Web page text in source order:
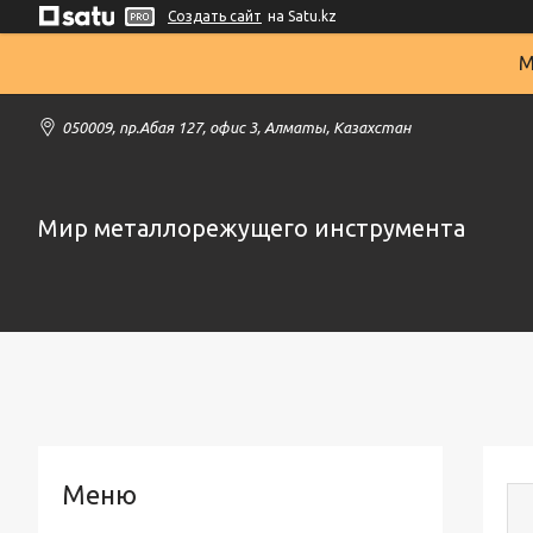
Создать сайт на Satu.kz
050009, пр.Абая 127, офис 3, Алматы, Казахстан
Мир металлорежущего инструмента